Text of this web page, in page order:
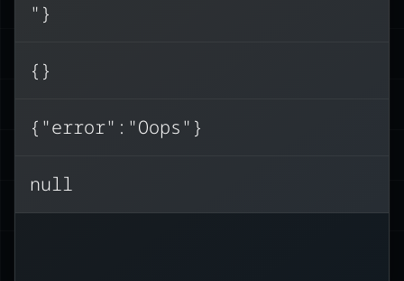
"}
{}
{"error":"Oops"}
null
C’est un piège fréquent lorsqu’on